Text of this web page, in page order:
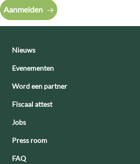
Aanmelden
Nieuws
Evenementen
Word een partner
Fiscaal attest
Jobs
Press room
FAQ